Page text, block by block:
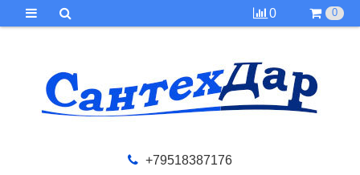
0 0
+79518387176